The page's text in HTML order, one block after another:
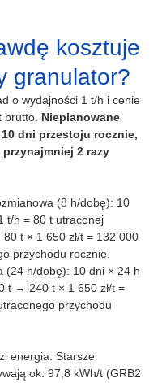
kosztuje
granulator?
o wydajności 1 t/h i cenie
brutto. Nieplanowane
dni przestoju rocznie,
2 razy
(8 h/dobę): 10
t/h = 80 t utraconej
t × 1 650 zł/t = 132 000
przychodu rocznie.
(24 h/dobę): 10 dni × 24 h
t → 240 t × 1 650 zł/t =
przychodu
energia. Starsze
ok. 97,8 kWh/t (GRB2